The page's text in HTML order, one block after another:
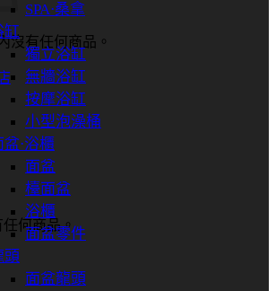
沒有任何商品。
任何商品。
SPA⋅桑拿
缸
獨立浴缸
無牆浴缸
按摩浴缸
小型泡澡桶
盆⋅浴櫃
面盆
檯面盆
浴櫃
面盆零件
頭
面盆龍頭